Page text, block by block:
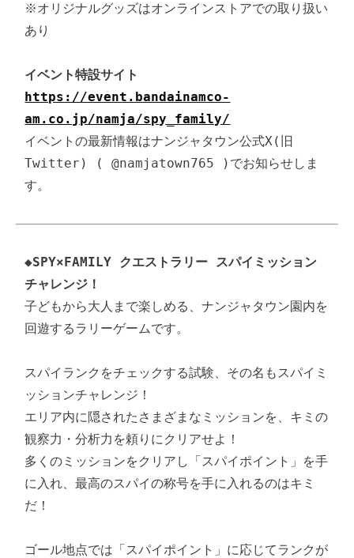
※オリジナルグッズはオンラインストアでの取り扱い
あり
イベント特設サイト
https://event.bandainamco-
am.co.jp/namja/spy_family/
イベントの最新情報はナンジャタウン公式X(旧
Twitter) ( @namjatown765 )でお知らせしま
す。
◆SPY×FAMILY クエストラリー スパイミッション
チャレンジ！
子どもから大人まで楽しめる、ナンジャタウン園内を
回遊するラリーゲームです。
スパイランクをチェックする試験、その名もスパイミ
ッションチャレンジ！
エリア内に隠されたさまざまなミッションを、キミの
観察力・分析力を頼りにクリアせよ！
多くのミッションをクリアし「スパイポイント」を手
に入れ、最高のスパイの称号を手に入れるのはキミ
だ！
ゴール地点では「スパイポイント」に応じてランクが